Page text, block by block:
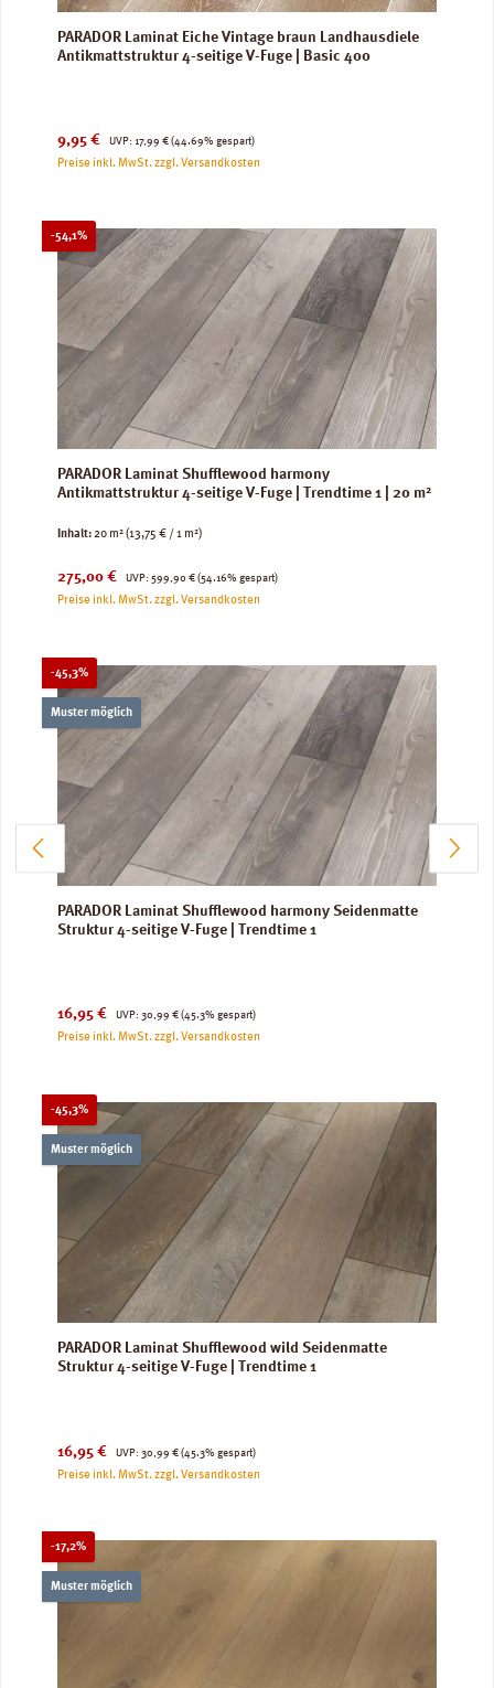
PARADOR Laminat Eiche Vintage braun Landhausdiele
Antikmattstruktur 4-seitige V-Fuge | Basic 400
Verkaufspreis:
9,95 € UVP:
Regulärer Preis:
17,99 € (44.69% gespart)
Preise inkl. MwSt. zzgl. Versandkosten
-54,1%Rabatt
PARADOR Laminat Shufflewood harmony
Antikmattstruktur 4-seitige V-Fuge | Trendtime 1 | 20 m²
Inhalt:20 m²(13,75 € / 1 m²)
Verkaufspreis:
275,00 € UVP:
Regulärer Preis:
599,90 € (54.16% gespart)
Preise inkl. MwSt. zzgl. Versandkosten
-45,3%Rabatt
Muster möglich
PARADOR Laminat Shufflewood harmony Seidenmatte
Struktur 4-seitige V-Fuge | Trendtime 1
Verkaufspreis:
16,95 € UVP:
Regulärer Preis:
30,99 € (45.3% gespart)
Preise inkl. MwSt. zzgl. Versandkosten
-45,3%Rabatt
Muster möglich
PARADOR Laminat Shufflewood wild Seidenmatte
Struktur 4-seitige V-Fuge | Trendtime 1
Verkaufspreis:
16,95 € UVP:
Regulärer Preis:
30,99 € (45.3% gespart)
Preise inkl. MwSt. zzgl. Versandkosten
-17,2%Rabatt
Muster möglich